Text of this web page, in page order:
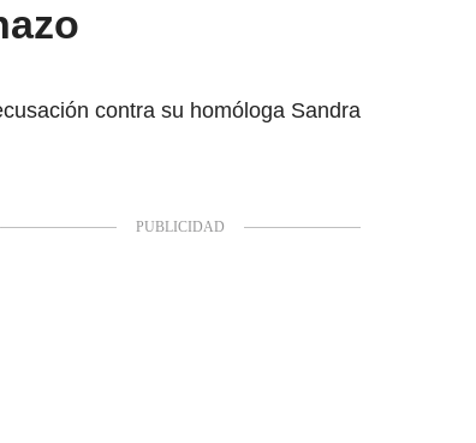
contra su homóloga Sandra